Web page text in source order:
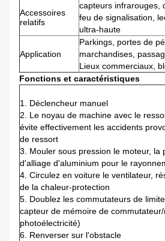
Accessoires
relatifs
capteurs infrarouges,
feu de signalisation,
ultra-haute
Application
Parkings, portes de
marchandises,
Lieux commerciaux,
Fonctions et caractéristiques
1. Déclencheur manuel
2. Le noyau de machine avec le
évite effectivement les accidents
de ressort
3. Mouler sous pression le moteur, la
d'alliage d'aluminium pour le
4. Circulez en voiture le ventilateur,
de la chaleur-protection
5. Doublez les commutateurs de
capteur de mémoire de
photoélectricité)
6. Renverser sur l'obstacle